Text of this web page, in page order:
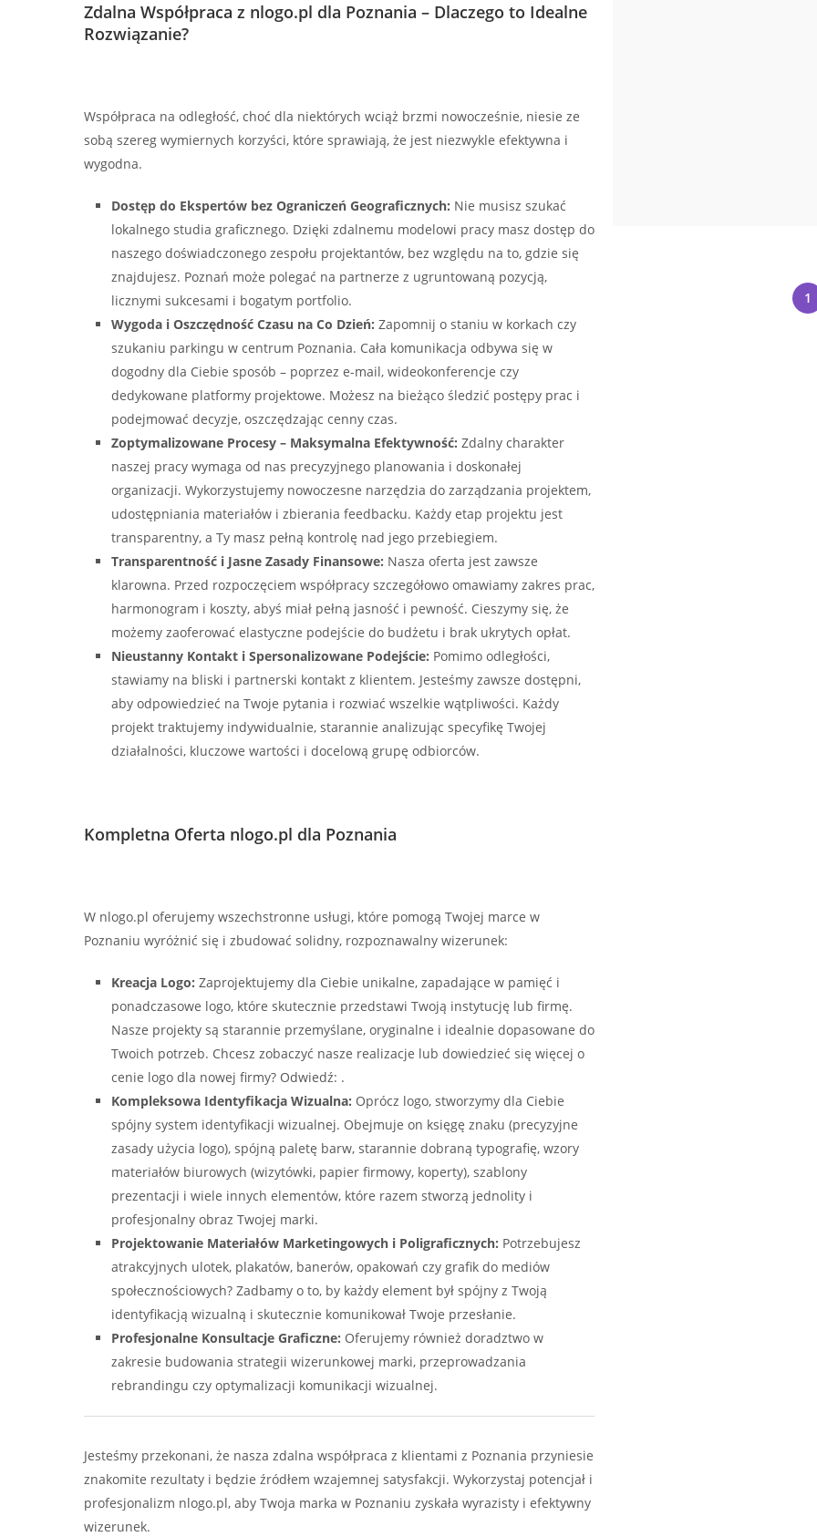
Zdalna Współpraca z nlogo.pl dla Poznania – Dlaczego to Idealne
Rozwiązanie?
Współpraca na odległość, choć dla niektórych wciąż brzmi nowocześnie, niesie ze
sobą szereg wymiernych korzyści, które sprawiają, że jest niezwykle efektywna i
wygodna.
Dostęp do Ekspertów bez Ograniczeń Geograficznych: Nie musisz szukać
lokalnego studia graficznego. Dzięki zdalnemu modelowi pracy masz dostęp do
naszego doświadczonego zespołu projektantów, bez względu na to, gdzie się
znajdujesz. Poznań może polegać na partnerze z ugruntowaną pozycją,
licznymi sukcesami i bogatym portfolio.
Wygoda i Oszczędność Czasu na Co Dzień: Zapomnij o staniu w korkach czy
szukaniu parkingu w centrum Poznania. Cała komunikacja odbywa się w
dogodny dla Ciebie sposób – poprzez e-mail, wideokonferencje czy
dedykowane platformy projektowe. Możesz na bieżąco śledzić postępy prac i
podejmować decyzje, oszczędzając cenny czas.
Zoptymalizowane Procesy – Maksymalna Efektywność: Zdalny charakter
naszej pracy wymaga od nas precyzyjnego planowania i doskonałej
organizacji. Wykorzystujemy nowoczesne narzędzia do zarządzania projektem,
udostępniania materiałów i zbierania feedbacku. Każdy etap projektu jest
transparentny, a Ty masz pełną kontrolę nad jego przebiegiem.
Transparentność i Jasne Zasady Finansowe: Nasza oferta jest zawsze
klarowna. Przed rozpoczęciem współpracy szczegółowo omawiamy zakres prac,
harmonogram i koszty, abyś miał pełną jasność i pewność. Cieszymy się, że
możemy zaoferować elastyczne podejście do budżetu i brak ukrytych opłat.
Nieustanny Kontakt i Spersonalizowane Podejście: Pomimo odległości,
stawiamy na bliski i partnerski kontakt z klientem. Jesteśmy zawsze dostępni,
aby odpowiedzieć na Twoje pytania i rozwiać wszelkie wątpliwości. Każdy
projekt traktujemy indywidualnie, starannie analizując specyfikę Twojej
działalności, kluczowe wartości i docelową grupę odbiorców.
Kompletna Oferta nlogo.pl dla Poznania
W nlogo.pl oferujemy wszechstronne usługi, które pomogą Twojej marce w
Poznaniu wyróżnić się i zbudować solidny, rozpoznawalny wizerunek:
Kreacja Logo: Zaprojektujemy dla Ciebie unikalne, zapadające w pamięć i
ponadczasowe logo, które skutecznie przedstawi Twoją instytucję lub firmę.
Nasze projekty są starannie przemyślane, oryginalne i idealnie dopasowane do
Twoich potrzeb. Chcesz zobaczyć nasze realizacje lub dowiedzieć się więcej o
cenie logo dla nowej firmy? Odwiedź: .
Kompleksowa Identyfikacja Wizualna: Oprócz logo, stworzymy dla Ciebie
spójny system identyfikacji wizualnej. Obejmuje on księgę znaku (precyzyjne
zasady użycia logo), spójną paletę barw, starannie dobraną typografię, wzory
materiałów biurowych (wizytówki, papier firmowy, koperty), szablony
prezentacji i wiele innych elementów, które razem stworzą jednolity i
profesjonalny obraz Twojej marki.
Projektowanie Materiałów Marketingowych i Poligraficznych: Potrzebujesz
atrakcyjnych ulotek, plakatów, banerów, opakowań czy grafik do mediów
społecznościowych? Zadbamy o to, by każdy element był spójny z Twoją
identyfikacją wizualną i skutecznie komunikował Twoje przesłanie.
Profesjonalne Konsultacje Graficzne: Oferujemy również doradztwo w
zakresie budowania strategii wizerunkowej marki, przeprowadzania
rebrandingu czy optymalizacji komunikacji wizualnej.
Jesteśmy przekonani, że nasza zdalna współpraca z klientami z Poznania przyniesie
znakomite rezultaty i będzie źródłem wzajemnej satysfakcji. Wykorzystaj potencjał i
profesjonalizm nlogo.pl, aby Twoja marka w Poznaniu zyskała wyrazisty i efektywny
wizerunek.
1